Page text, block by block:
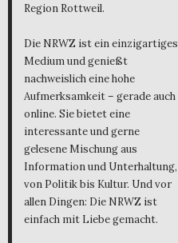
Region Rottweil.
Die NRWZ ist ein einzigartiges
Medium und genießt
nachweislich eine hohe
Aufmerksamkeit – gerade auch
online. Sie bietet eine
interessante und gerne
gelesene Mischung aus
Information und Unterhaltung,
von Politik bis Kultur. Und vor
allen Dingen: Die NRWZ ist
einfach mit Liebe gemacht.